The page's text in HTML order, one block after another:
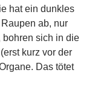
hat ein dunkles
ab, nur
bohren sich in die
kurz vor der
Das tötet